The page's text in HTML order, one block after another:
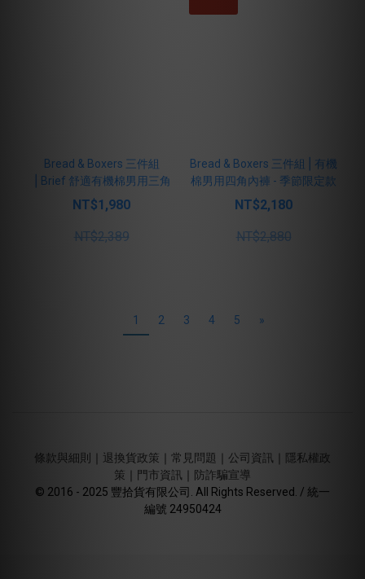
Bread & Boxers 三件組
⎪Brief 舒適有機棉男用三角
內褲 - 黑
NT$1,980
NT$2,389
Bread & Boxers 三件組⎪有機
棉男用四角內褲 - 季節限定款
煙藍/沙綠/黑
NT$2,180
NT$2,880
1 2 3 4 5 »
條款與細則 退換貨政策 常見問題 公司資訊
隱私權政
策
門市資訊
防詐騙宣導
© 2016 - 2025 豐拾貨有限公司. All Rights Reserved. / 統一
編號 24950424